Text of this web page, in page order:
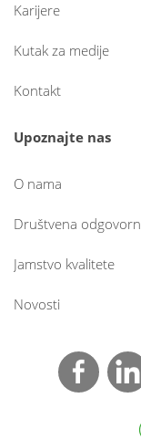
Karijere
Kutak za medije
Kontakt
Upoznajte nas
O nama
Društvena
Jamstvo kvalitete
Novosti